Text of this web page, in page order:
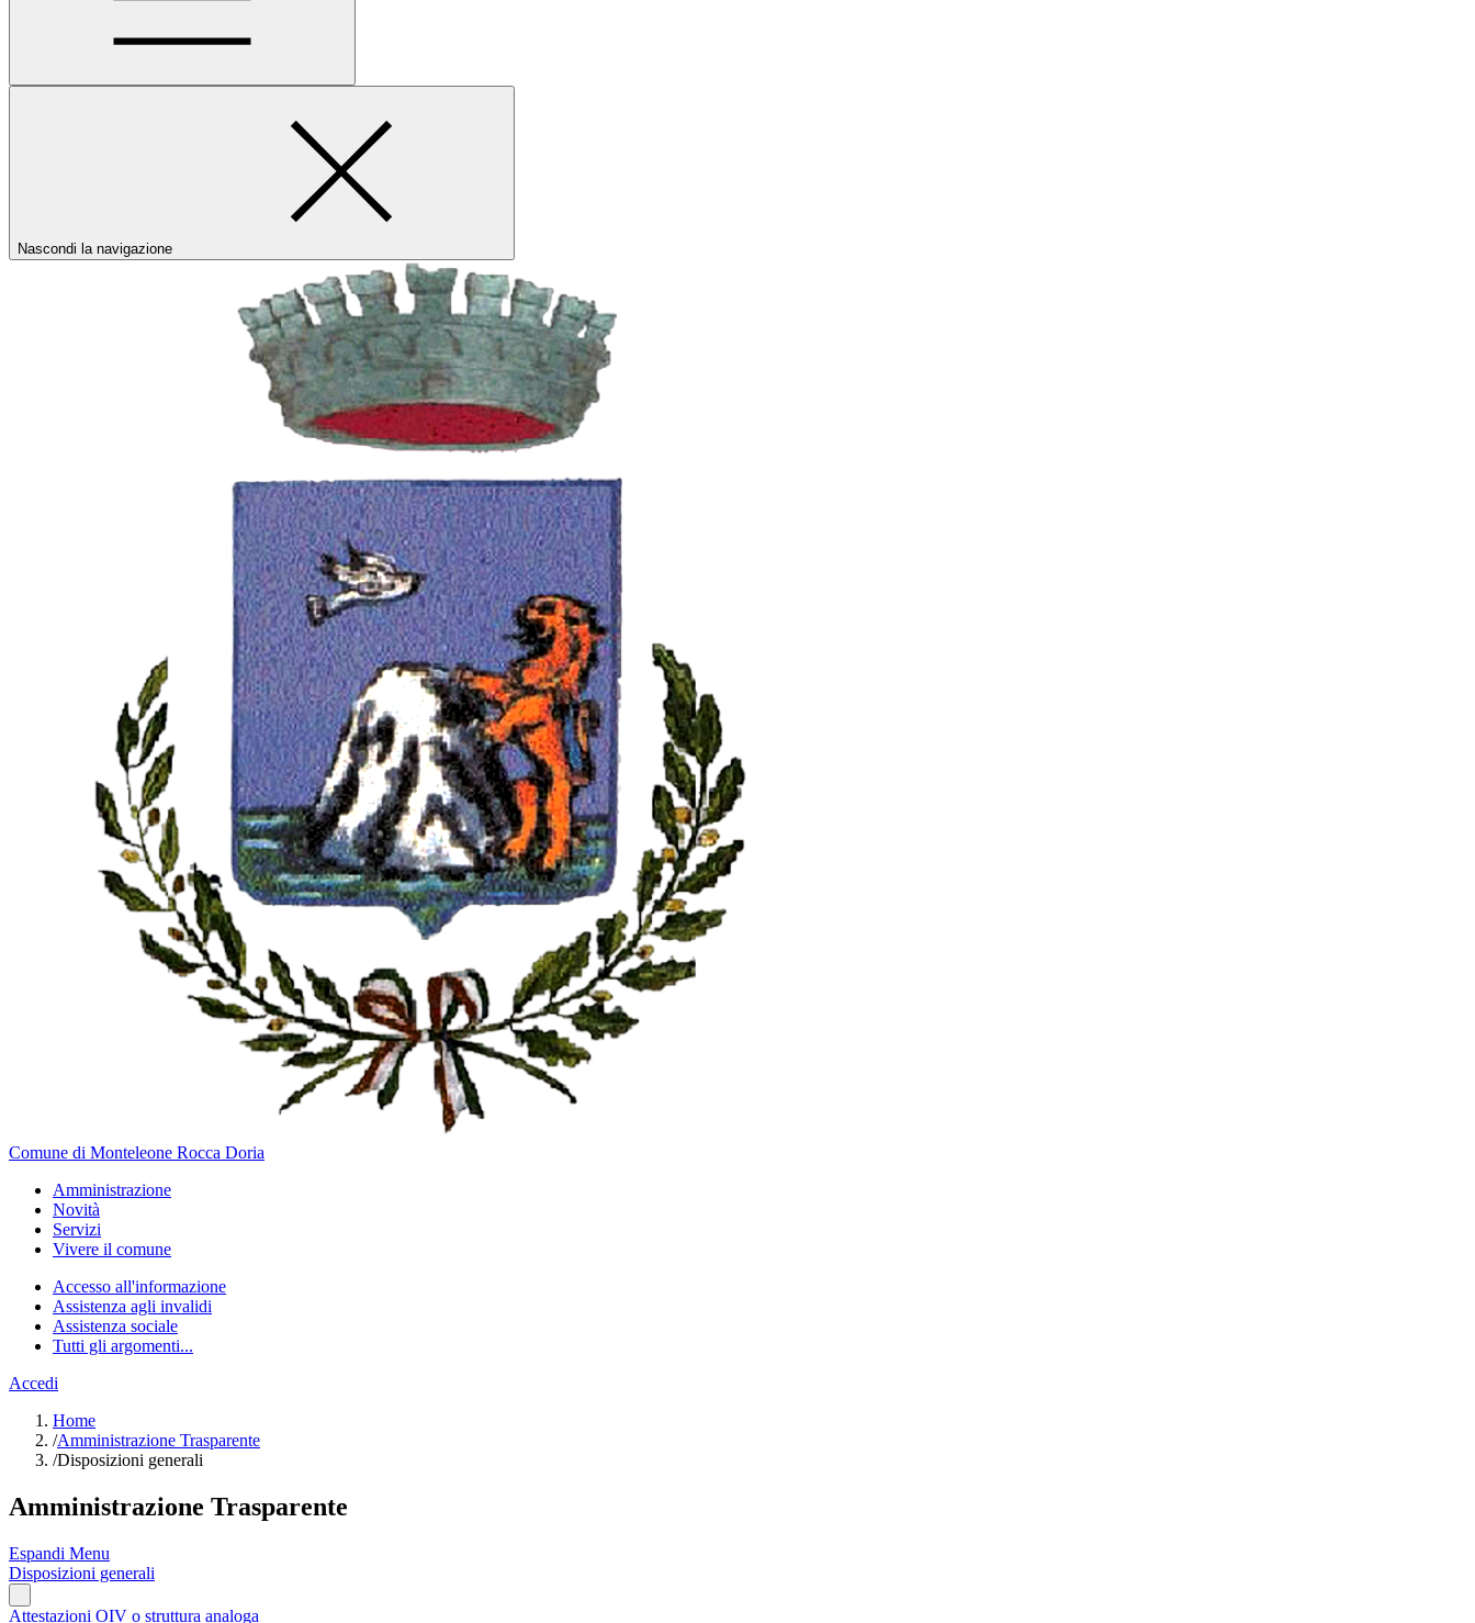
Nascondi la navigazione
Comune di Monteleone Rocca Doria
Amministrazione
Novità
Servizi
Vivere il comune
Accesso all'informazione
Assistenza agli invalidi
Assistenza sociale
Tutti gli argomenti...
Accedi
Home
/Amministrazione Trasparente
/Disposizioni generali
Amministrazione Trasparente
Espandi Menu
Disposizioni generali
Attestazioni OIV o struttura analoga